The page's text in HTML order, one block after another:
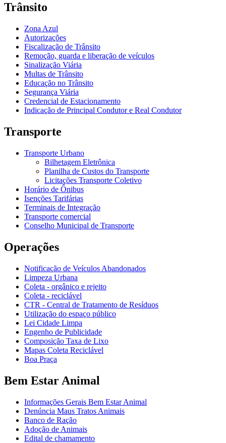
Trânsito
Zona Azul
Autorizações
Fiscalização de Trânsito
Remoção, guarda e liberação de veículos
Sinalização Viária
Multas de Trânsito
Educação no Trânsito
Segurança Viária
Credencial de Estacionamento
Indicação de Principal Condutor e Real Condutor
Transporte
Transporte Urbano
Bilhetagem Eletrônica
Planilha de Custos do Transporte
Licitações Transporte Coletivo
Horário de Ônibus
Isenções Tarifárias
Terminais de Integração
Transporte comercial
Conselho Municipal de Transporte
Operações
Notificação de Veículos Abandonados
Limpeza Urbana
Coleta - orgânico e rejeito
Coleta - reciclável
CTR - Central de Tratamento de Resíduos
Utilização do espaço público
Lei Cidade Limpa
Engenho de Publicidade
Composição Taxa de Lixo
Mapas Coleta Reciclável
Boa Praça
Bem Estar Animal
Informações Gerais Bem Estar Animal
Denúncia Maus Tratos Animais
Banco de Ração
Adoção de Animais
Edital de chamamento